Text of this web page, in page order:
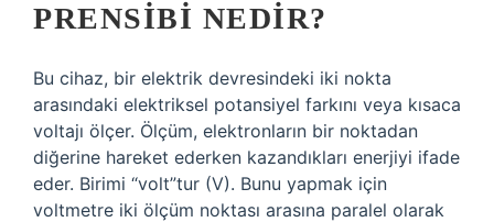
PRENSIBI NEDIR?
Bu cihaz, bir elektrik devresindeki iki nokta
arasındaki elektriksel potansiyel farkını veya kısaca
voltajı ölçer. Ölçüm, elektronların bir noktadan
diğerine hareket ederken kazandıkları enerjiyi ifade
eder. Birimi “volt”tur (V). Bunu yapmak için
voltmetre iki ölçüm noktası arasına paralel olarak